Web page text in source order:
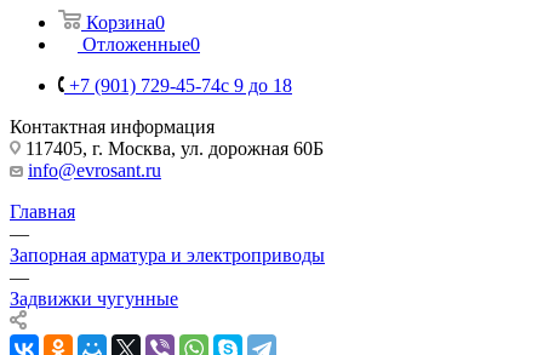
Корзина0
Отложенные0
+7 (901) 729-45-74c 9 до 18
Контактная информация
117405, г. Москва, ул. дорожная 60Б
info@evrosant.ru
Главная
—
Запорная арматура и электроприводы
—
Задвижки чугунные